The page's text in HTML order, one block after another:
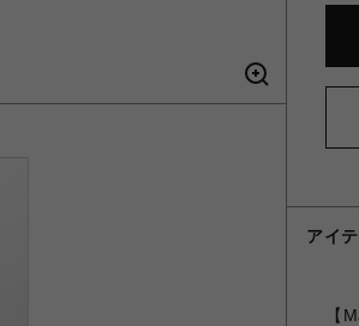
アイ
【